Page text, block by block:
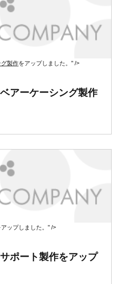
製作をアップしました。" />
アーケーシング製作
アップしました。" />
ポート製作をアップ